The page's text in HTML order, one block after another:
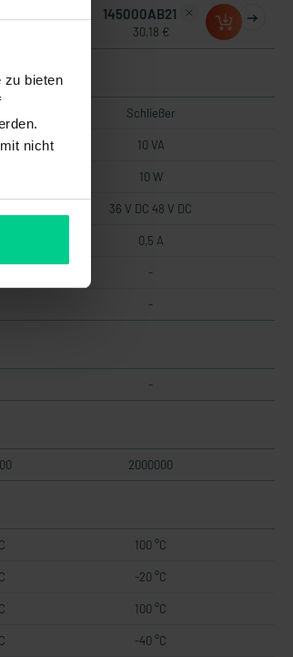
zu bieten
nicht
145000AB21
30,18 €
Schließer
10 VA
10 W
36 V DC 48 V DC
0,5 A
-
-
-
2000000
100 °C
-20 °C
100 °C
-40 °C